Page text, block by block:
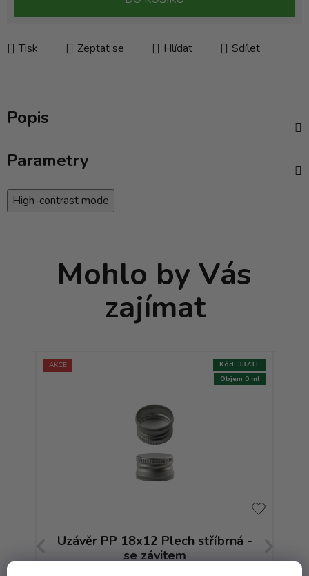
Tisk Zeptat se Hlídat Sdílet
Popis
Parametry
High-contrast mode
Mohlo by Vás
zajímat
AKCE
Uzávěr PP 18x12 Plech stříbrná -
se závitem
Objem 0 ml
Kód: 3373T